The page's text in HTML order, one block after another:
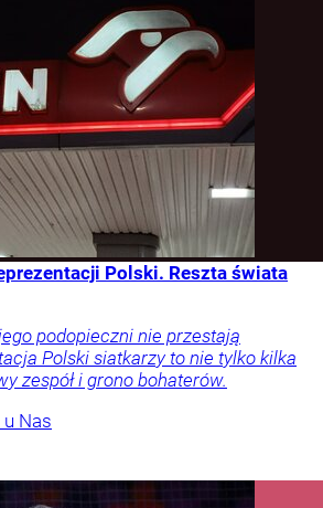
Polski. Reszta świata
podopieczni nie przestają
Polski siatkarzy to nie tylko kilka
zespół i grono bohaterów.
Nas